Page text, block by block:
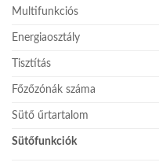
Multifunkciós
Energiaosztály
Tisztítás
Főzőzónák száma
Sütő űrtartalom
Sütőfunkciók